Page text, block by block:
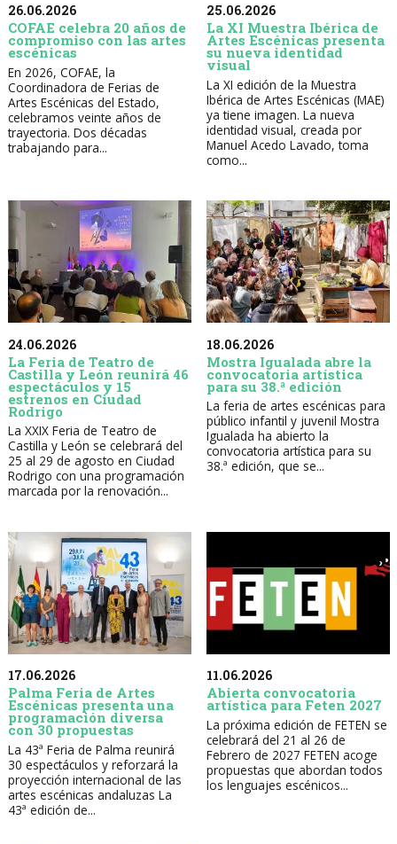
26.06.2026
COFAE celebra 20 años de
compromiso con las artes
escénicas
En 2026, COFAE, la
Coordinadora de Ferias de
Artes Escénicas del Estado,
celebramos veinte años de
trayectoria. Dos décadas
trabajando para...
25.06.2026
La XI Muestra Ibérica de
Artes Escénicas presenta
su nueva identidad
visual
La XI edición de la Muestra
Ibérica de Artes Escénicas (MAE)
ya tiene imagen. La nueva
identidad visual, creada por
Manuel Acedo Lavado, toma
como...
24.06.2026
La Feria de Teatro de
Castilla y León reunirá 46
espectáculos y 15
estrenos en Ciudad
Rodrigo
La XXIX Feria de Teatro de
Castilla y León se celebrará del
25 al 29 de agosto en Ciudad
Rodrigo con una programación
marcada por la renovación...
18.06.2026
Mostra Igualada abre la
convocatoria artística
para su 38.ª edición
La feria de artes escénicas para
público infantil y juvenil Mostra
Igualada ha abierto la
convocatoria artística para su
38.ª edición, que se...
17.06.2026
Palma Feria de Artes
Escénicas presenta una
programación diversa
con 30 propuestas
La 43ª Feria de Palma reunirá
30 espectáculos y reforzará la
proyección internacional de las
artes escénicas andaluzas La
43ª edición de...
11.06.2026
Abierta convocatoria
artística para Feten 2027
La próxima edición de FETEN se
celebrará del 21 al 26 de
Febrero de 2027 FETEN acoge
propuestas que abordan todos
los lenguajes escénicos...